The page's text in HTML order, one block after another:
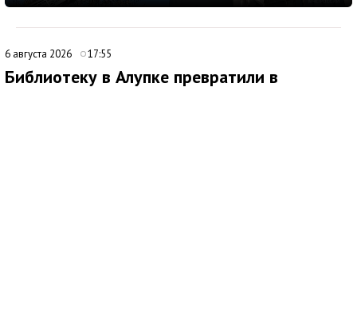
6 августа 2026 17:55
Библиотеку в Алупке превратили в